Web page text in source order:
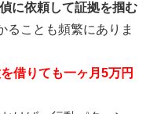
に依頼して証拠を掴む
ることも頻繁にありま
借りても一ヶ月5万円